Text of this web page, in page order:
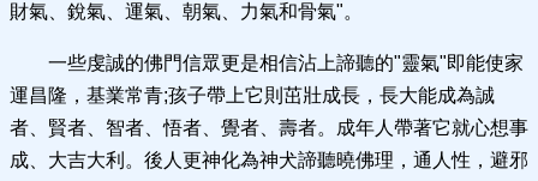
財氣、銳氣、運氣、朝氣、力氣和骨氣"。
一些虔誠的佛門信眾更是相信沾上諦聽的"靈氣"即能使家
運昌隆，基業常青;孩子帶上它則茁壯成長，長大能成為誠
者、賢者、智者、悟者、覺者、壽者。成年人帶著它就心想事
成、大吉大利。後人更神化為神犬諦聽曉佛理，通人性，避邪